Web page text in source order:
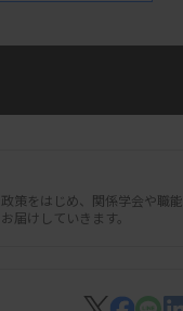
策をはじめ、関係学会や職能
届けしていきます。